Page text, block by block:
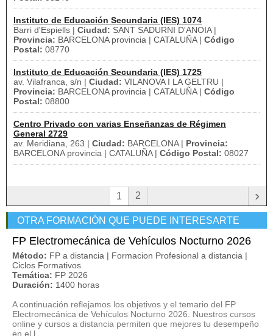
Instituto de Educación Secundaria (IES) 1074
Barri d'Espiells | Ciudad: SANT SADURNI D'ANOIA |
Provincia: BARCELONA provincia | CATALUÑA | Código
Postal: 08770
Instituto de Educación Secundaria (IES) 1725
av. Vilafranca, s/n | Ciudad: VILANOVA I LA GELTRU |
Provincia: BARCELONA provincia | CATALUÑA | Código
Postal: 08800
Centro Privado con varias Enseñanzas de Régimen
General 2729
av. Meridiana, 263 | Ciudad: BARCELONA | Provincia:
BARCELONA provincia | CATALUÑA | Código Postal: 08027
1 2 ›
OTRA FORMACIÓN QUE PUEDE INTERESARTE
FP Electromecánica de Vehículos Nocturno 2026
Método: FP a distancia | Formacion Profesional a distancia |
Ciclos Formativos
Temática: FP 2026
Duración: 1400 horas
A continuación reflejamos los objetivos y el temario del FP
Electromecánica de Vehículos Nocturno 2026. Nuestros cursos
online y cursos a distancia permiten que mejores tu desempeño
en el l...